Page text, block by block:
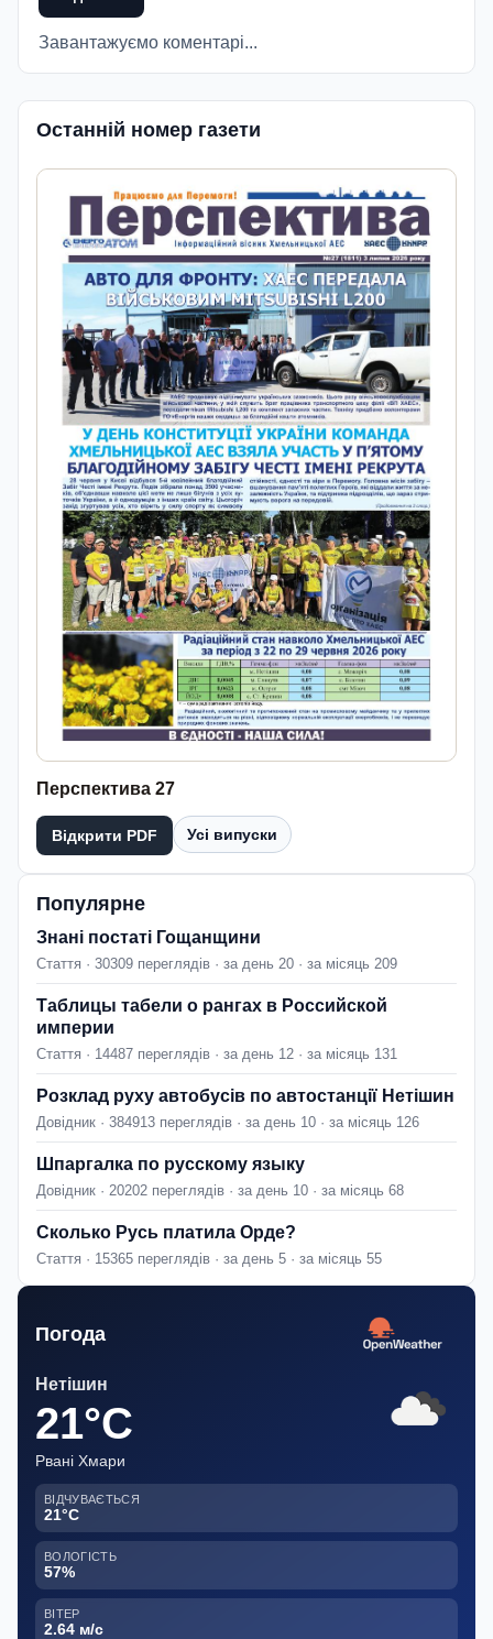
Завантажуємо коментарі...
Останній номер газети
Перспектива 27
Відкрити PDF Усі випуски
Популярне
Знані постаті Гощанщини
Стаття · 30309 переглядів · за день 20 · за місяць 209
Таблицы табели о рангах в Российской
империи
Стаття · 14487 переглядів · за день 12 · за місяць 131
Розклад руху автобусів по автостанції Нетішин
Довідник · 384913 переглядів · за день 10 · за місяць 126
Шпаргалка по русскому языку
Довідник · 20202 переглядів · за день 10 · за місяць 68
Сколько Русь платила Орде?
Стаття · 15365 переглядів · за день 5 · за місяць 55
Погода
Нетішин
21°C
Рвані Хмари
ВІДЧУВАЄТЬСЯ
21°C
ВОЛОГІСТЬ
57%
ВІТЕР
2.64 м/с